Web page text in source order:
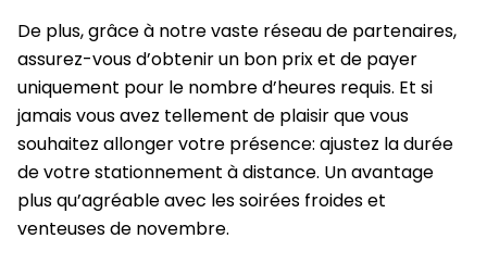
De plus, grâce à notre vaste réseau de partenaires,
assurez-vous d’obtenir un bon prix et de payer
uniquement pour le nombre d’heures requis. Et si
jamais vous avez tellement de plaisir que vous
souhaitez allonger votre présence: ajustez la durée
de votre stationnement à distance. Un avantage
plus qu’agréable avec les soirées froides et
venteuses de novembre.